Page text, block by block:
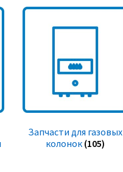
Запчасти для газовых
колонок (105)